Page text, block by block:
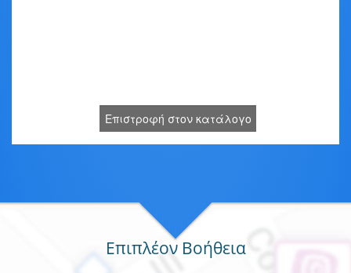
Επιστροφή στον κατάλογο
Επιπλέον Βοήθεια